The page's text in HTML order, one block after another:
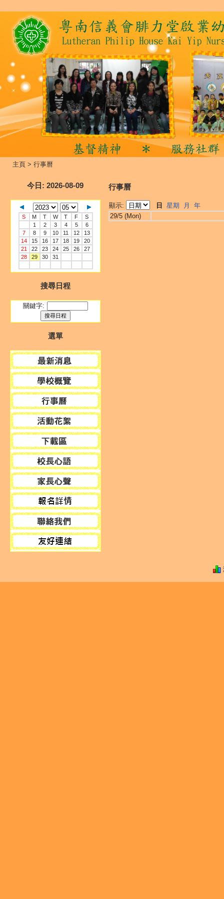
主頁 > 行事曆
今日 : 2026-08-09
S M T W T F
S
1
2 3 4 5
6
7
8 9 10 11 12
13
14
15 16 17 18 19
20
21
22 23 24 25 26
27
28
29 30 31
搜尋日程
關鍵字:
選單
行事曆
顯示: 日 星期 月
年
29/5 (Mon)